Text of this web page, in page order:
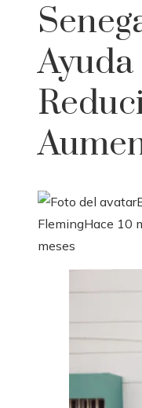
Ayuda
FlemingHace 10
meses